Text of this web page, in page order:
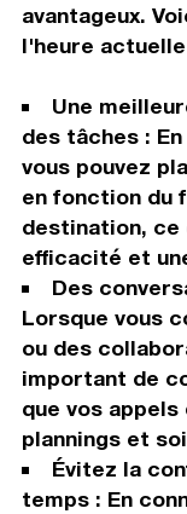
avantageux.
l'heure
Une
des tâches :
vous pouvez
en fonction du
destination, ce
efficacité et
Des
Lorsque vous
ou des
important de
que vos
plannings et
Évitez la
temps : En